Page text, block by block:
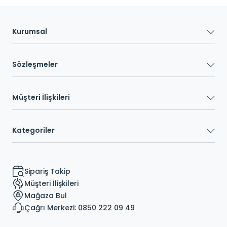
Kurumsal
Sözleşmeler
Müşteri İlişkileri
Kategoriler
Sipariş Takip
Müşteri İlişkileri
Mağaza Bul
Çağrı Merkezi: 0850 222 09 49